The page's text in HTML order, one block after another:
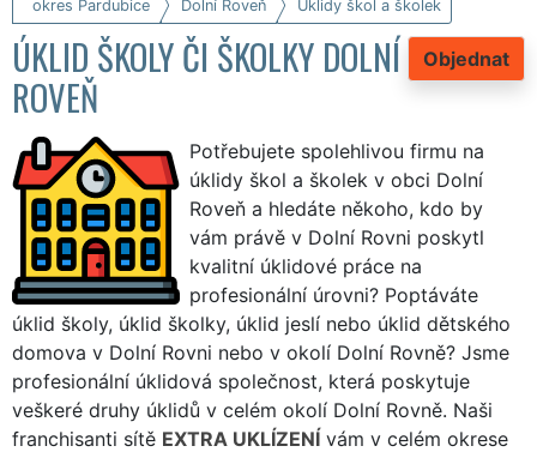
okres Pardubice Dolní Roveň Úklidy škol a školek
Objednat
ÚKLID ŠKOLY ČI ŠKOLKY DOLNÍ
ROVEŇ
Potřebujete spolehlivou firmu na
úklidy škol a školek v obci Dolní
Roveň a hledáte někoho, kdo by
vám právě v Dolní Rovni poskytl
kvalitní úklidové práce na
profesionální úrovni? Poptáváte
úklid školy, úklid školky, úklid jeslí nebo úklid dětského
domova v Dolní Rovni nebo v okolí Dolní Rovně? Jsme
profesionální úklidová společnost, která poskytuje
veškeré druhy úklidů v celém okolí Dolní Rovně. Naši
franchisanti sítě EXTRA UKLÍZENÍ vám v celém okrese